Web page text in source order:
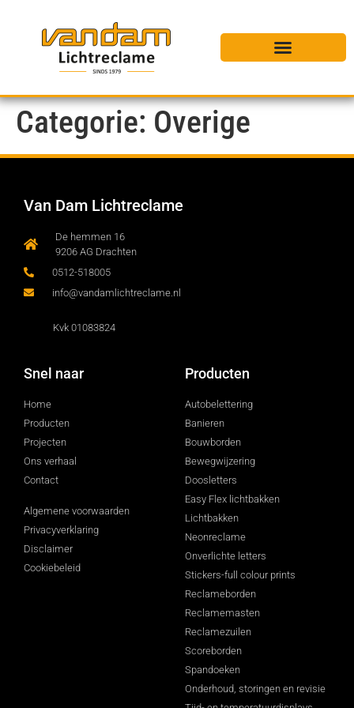
Categorie: Overige
Van Dam Lichtreclame
De hemmen 16
9206 AG Drachten
0512-518005
info@vandamlichtreclame.nl
Kvk 01083824
Snel naar
Home
Producten
Projecten
Ons verhaal
Contact
Algemene voorwaarden
Privacyverklaring
Disclaimer
Cookiebeleid
Producten
Autobelettering
Banieren
Bouwborden
Bewegwijzering
Doosletters
Easy Flex lichtbakken
Lichtbakken
Neonreclame
Onverlichte letters
Stickers-full colour prints
Reclameborden
Reclamemasten
Reclamezuilen
Scoreborden
Spandoeken
Onderhoud, storingen en revisie